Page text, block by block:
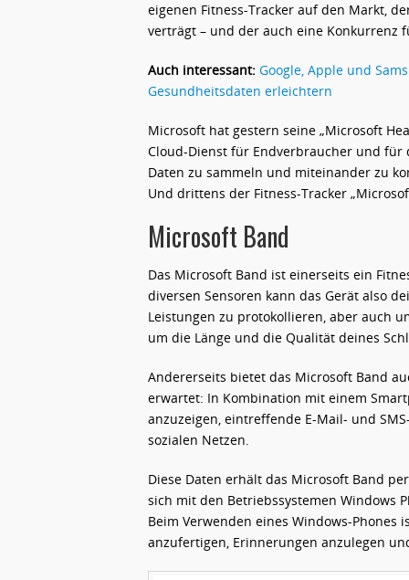
eigenen Fitness-Tracker auf den Markt,
verträgt – und der auch eine Konkurrenz
Auch interessant: Google, Apple und
Gesundheitsdaten erleichtern
Microsoft hat gestern seine „Microsoft
Cloud-Dienst für Endverbraucher und für
Daten zu sammeln und miteinander zu
Und drittens der Fitness-Tracker
Microsoft Band
Das Microsoft Band ist einerseits ein
diversen Sensoren kann das Gerät also
Leistungen zu protokollieren, aber auch
um die Länge und die Qualität deines
Andererseits bietet das Microsoft Band
erwartet: In Kombination mit einem
anzuzeigen, eintreffende E-Mail- und
sozialen Netzen.
Diese Daten erhält das Microsoft Band
sich mit den Betriebssystemen Windows
Beim Verwenden eines Windows-Phones
anzufertigen, Erinnerungen anzulegen